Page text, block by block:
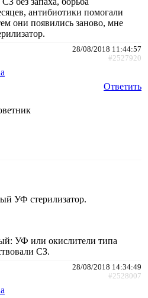
антибиотики помогали
они появились заново, мне
28/08/2018 11:44:57
#2527920
Ответить
УФ стерилизатор.
УФ или окислители типа
СЗ.
28/08/2018 14:34:49
#2528007